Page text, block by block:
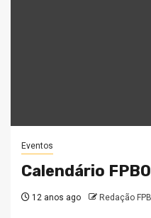
Eventos
Calendário
12 anos ago Redação